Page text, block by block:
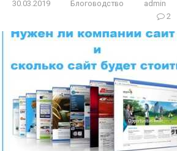
30.03.2019 Блоговодство
admin
2